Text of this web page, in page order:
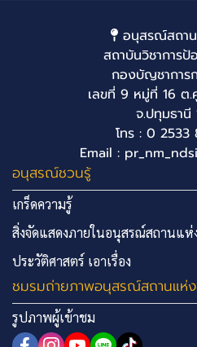
อนุสรณ์สถาน
สถาบันวิชาการป้
กองบัญชาการ
เลขที่ 9 หมู่ที่ 16 ต
จ.ปทุมธานี
โทร : 0
Email :
อนุสรณ์ชวนรู้
เกร็ดความรู้
สิ่งจัดแสดงภายในอนุสรณ์สถานแห่
ประวัติศาสตร์ เอาเรื่อง
ชมรมถ่ายภาพอนุสรณ์สถานแห่
รูปภาพผู้เข้าชม